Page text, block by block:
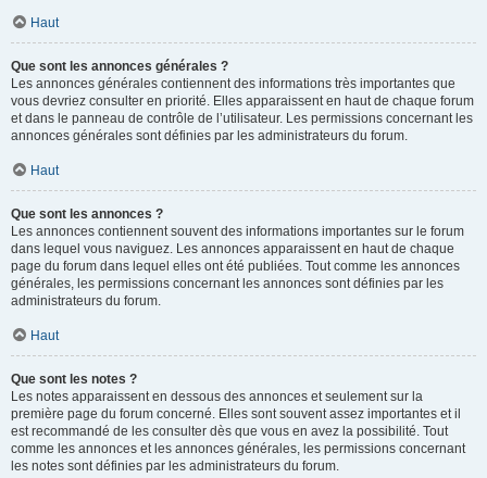
Haut
Que sont les annonces générales ?
Les annonces générales contiennent des informations très importantes que
vous devriez consulter en priorité. Elles apparaissent en haut de chaque forum
et dans le panneau de contrôle de l’utilisateur. Les permissions concernant les
annonces générales sont définies par les administrateurs du forum.
Haut
Que sont les annonces ?
Les annonces contiennent souvent des informations importantes sur le forum
dans lequel vous naviguez. Les annonces apparaissent en haut de chaque
page du forum dans lequel elles ont été publiées. Tout comme les annonces
générales, les permissions concernant les annonces sont définies par les
administrateurs du forum.
Haut
Que sont les notes ?
Les notes apparaissent en dessous des annonces et seulement sur la
première page du forum concerné. Elles sont souvent assez importantes et il
est recommandé de les consulter dès que vous en avez la possibilité. Tout
comme les annonces et les annonces générales, les permissions concernant
les notes sont définies par les administrateurs du forum.